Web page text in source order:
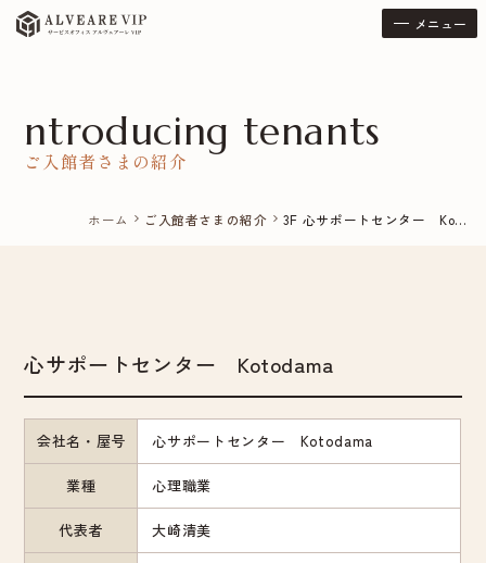
メニュー
ntroducing tenants
ご入館者さまの紹介
ホーム chevron_right ご入館者さまの紹介 chevron_right 3F 心サポートセンター Ko...
心サポートセンター Kotodama
会社名・屋号 心サポートセンター Kotodama
業種 心理職業
代表者 大崎清美